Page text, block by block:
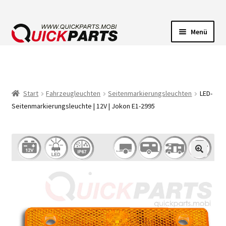
Menü
FÖRDERPUMPEN
HUPEN
Start Fahrzeugleuchten Seitenmarkierungsleuchten
LED-
Seitenmarkierungsleuchte | 12V | Jokon E1-2995